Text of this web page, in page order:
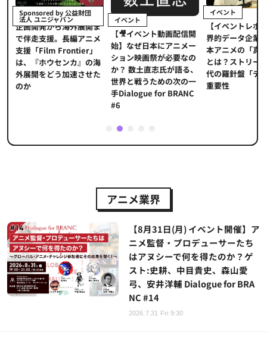
Sponsored by 公益財団
法人 ユニジャパン
企画開発から海外展開ま
で伴走支援。長編アニメ
支援「Film Frontier」
は、『ホウセンカ』の海
外展開をどう加速させた
のか
イベント
【🎥イベント動画配信開
始】なぜ日本にアニメー
ション映画祭が必要なの
か？ 数土直志氏が語る、
世界と戦うための次の一
手Dialogue for BRANC
#6
イベント
【イベントレポ
界的データ企業
本アニメの「真
とは？ストリー
代の羅針盤「デ
重要性
2
アニメ業界
【8月31日(月) イベント開催】ア
ニメ監督・プロデューサーたち
はアヌシーで何を得たのか？ゲ
スト:史耕、中目貴史、森山愛
弓、安井洋輔 Dialogue for BRA
NC #14
2026.7.31 Fri 9:30